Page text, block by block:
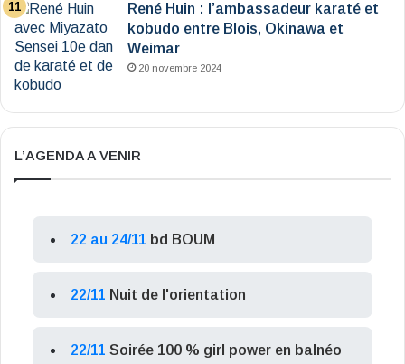
René Huin : l’ambassadeur karaté et
kobudo entre Blois, Okinawa et
Weimar
20 novembre 2024
L’AGENDA A VENIR
22 au 24/11 bd BOUM
22/11 Nuit de l'orientation
22/11 Soirée 100 % girl power en balnéo